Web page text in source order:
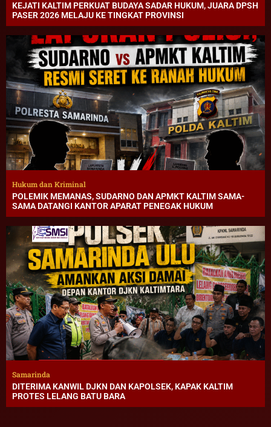
KEJATI KALTIM PERKUAT BUDAYA SADAR HUKUM, JUARA DPSH
PASER 2026 MELAJU KE TINGKAT PROVINSI
Hukum dan Kriminal
POLEMIK MEMANAS, SUDARNO DAN APMKT KALTIM SAMA-
SAMA DATANGI KANTOR APARAT PENEGAK HUKUM
Samarinda
DITERIMA KANWIL DJKN DAN KAPOLSEK, KAPAK KALTIM
PROTES LELANG BATU BARA